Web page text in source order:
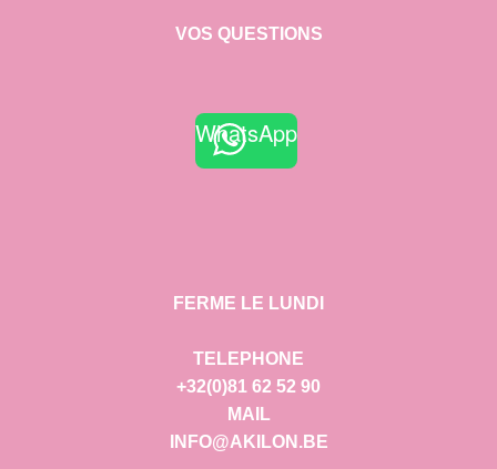
VOS QUESTIONS
WhatsApp
FERME LE LUNDI
TELEPHONE
+32(0)81 62 52 90
MAIL
INFO@AKILON.BE